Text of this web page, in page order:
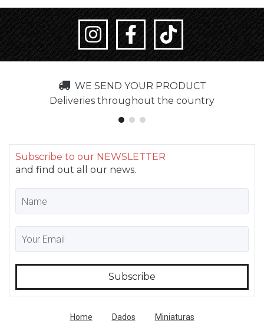
WE SEND YOUR PRODUCT
Deliveries throughout the country
Subscribe to our NEWSLETTER
and find out all our news.
Home Dados Miniaturas